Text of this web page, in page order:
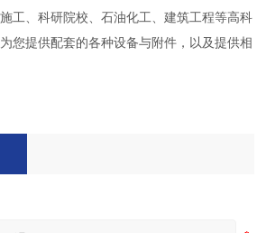
工、科研院校、石油化工、建筑工程等高科
您提供配套的各种设备与附件，以及提供相